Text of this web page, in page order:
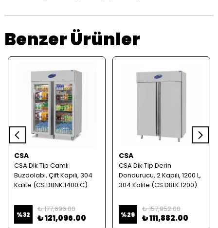
Benzer Ürünler
CSA
CSA Dik Tip Camlı
Buzdolabı, Çift Kapılı, 304
Kalite (CS.DBNK.1400.C)
%32
₺ 177,696.00
₺ 121,096.00
CSA
CSA Dik Tip Derin
Dondurucu, 2 Kapılı, 1200 L,
304 Kalite (CS.DBLK.1200)
%29
₺ 157,952.00
₺ 111,882.00